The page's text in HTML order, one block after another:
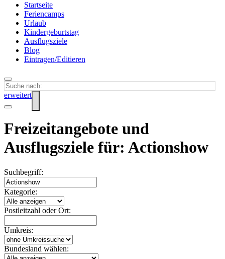
Startseite
Feriencamps
Urlaub
Kindergeburtstag
Ausflugsziele
Blog
Eintragen/Editieren
erweitert
Freizeitangebote und
Ausflugsziele für: Actionshow
Suchbegriff:
Kategorie:
Postleitzahl oder Ort:
Umkreis:
Bundesland wählen: